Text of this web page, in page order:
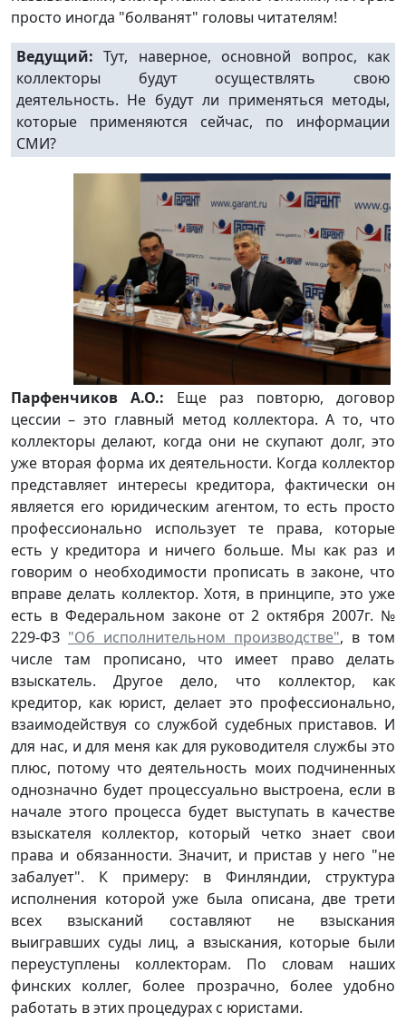
просто иногда "болванят" головы читателям!
Ведущий: Тут, наверное, основной вопрос, как
коллекторы будут осуществлять свою
деятельность. Не будут ли применяться методы,
которые применяются сейчас, по информации
СМИ?
Парфенчиков А.О.: Еще раз повторю, договор
цессии – это главный метод коллектора. А то, что
коллекторы делают, когда они не скупают долг, это
уже вторая форма их деятельности. Когда коллектор
представляет интересы кредитора, фактически он
является его юридическим агентом, то есть просто
профессионально использует те права, которые
есть у кредитора и ничего больше. Мы как раз и
говорим о необходимости прописать в законе, что
вправе делать коллектор. Хотя, в принципе, это уже
есть в Федеральном законе от 2 октября 2007г. №
229-ФЗ "Об исполнительном производстве", в том
числе там прописано, что имеет право делать
взыскатель. Другое дело, что коллектор, как
кредитор, как юрист, делает это профессионально,
взаимодействуя со службой судебных приставов. И
для нас, и для меня как для руководителя службы это
плюс, потому что деятельность моих подчиненных
однозначно будет процессуально выстроена, если в
начале этого процесса будет выступать в качестве
взыскателя коллектор, который четко знает свои
права и обязанности. Значит, и пристав у него "не
забалует". К примеру: в Финляндии, структура
исполнения которой уже была описана, две трети
всех взысканий составляют не взыскания
выигравших суды лиц, а взыскания, которые были
переуступлены коллекторам. По словам наших
финских коллег, более прозрачно, более удобно
работать в этих процедурах с юристами.